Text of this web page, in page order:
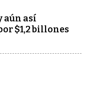
aún así
$1,2 billones